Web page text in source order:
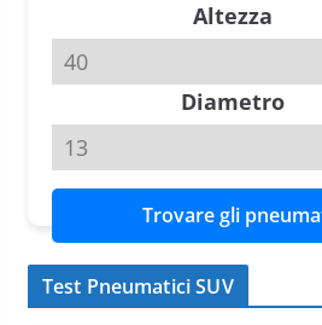
Michelin
su Range
11 Aprile
Altezza
Diametro
Trovare gli
Test Pneumatici SUV